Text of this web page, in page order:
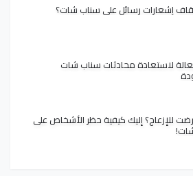
إشعارات رسائل على سناب شات؟
لاستعادة محادثات سناب شات
للإزعاج؟ إليك كيفية حظر الأشخاص على